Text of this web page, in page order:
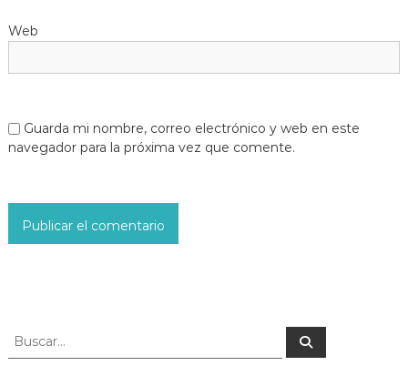
Web
Guarda mi nombre, correo electrónico y web en este
navegador para la próxima vez que comente.